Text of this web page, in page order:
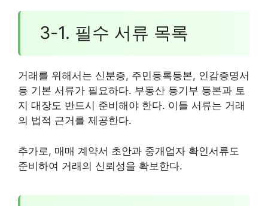
3-1. 필수 서류 목록
거래를 위해서는 신분증, 주민등록등본, 인감증명서
등 기본 서류가 필요하다. 부동산 등기부 등본과 토
지 대장도 반드시 준비해야 한다. 이들 서류는 거래
의 법적 근거를 제공한다.
추가로, 매매 계약서 초안과 중개업자 확인서류도
준비하여 거래의 신뢰성을 확보한다.